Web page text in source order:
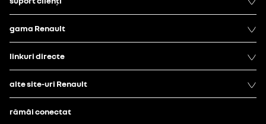
gama Renault
linkuri directe
alte site-uri Renault
rămâi conectat